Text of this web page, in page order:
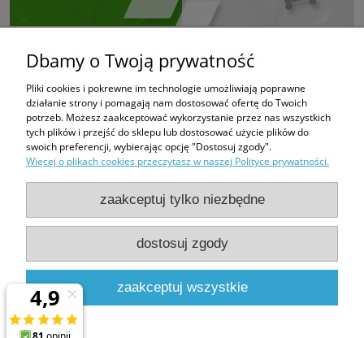
PHUP FUGAZI
Bratków 6
43-100 Tychy
e-mail:
fugazi.tychy@gmail.com,biuro@e-oknadachowe.pl
tel:509-308-681
Dbamy o Twoją prywatność
Pliki cookies i pokrewne im technologie umożliwiają poprawne
działanie strony i pomagają nam dostosować ofertę do Twoich
potrzeb. Możesz zaakceptować wykorzystanie przez nas wszystkich
tych plików i przejść do sklepu lub dostosować użycie plików do
swoich preferencji, wybierając opcję "Dostosuj zgody".
Więcej o plikach cookies przeczytasz w naszej Polityce prywatności.
zaakceptuj tylko niezbędne
dostosuj zgody
zaakceptuj wszystkie